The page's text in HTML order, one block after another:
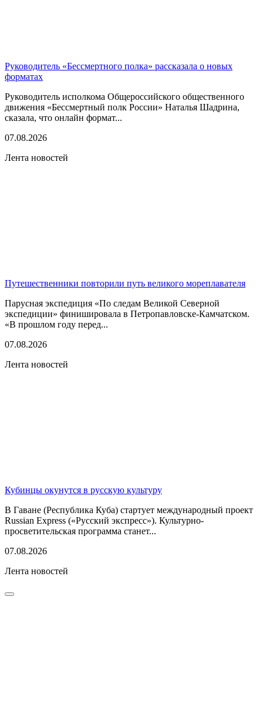
Руководитель «Бессмертного полка» рассказала о новых
форматах
Руководитель исполкома Общероссийского общественного
движения «Бессмертный полк России» Наталья Шадрина,
сказала, что онлайн формат...
07.08.2026
Лента новостей
Путешественники повторили путь великого мореплавателя
Парусная экспедиция «По следам Великой Северной
экспедиции» финишировала в Петропавловске-Камчатском.
«В прошлом году перед...
07.08.2026
Лента новостей
Кубинцы окунутся в русскую культуру
В Гаване (Республика Куба) стартует международный проект
Russian Express («Русский экспресс»). Культурно-
просветительская программа станет...
07.08.2026
Лента новостей